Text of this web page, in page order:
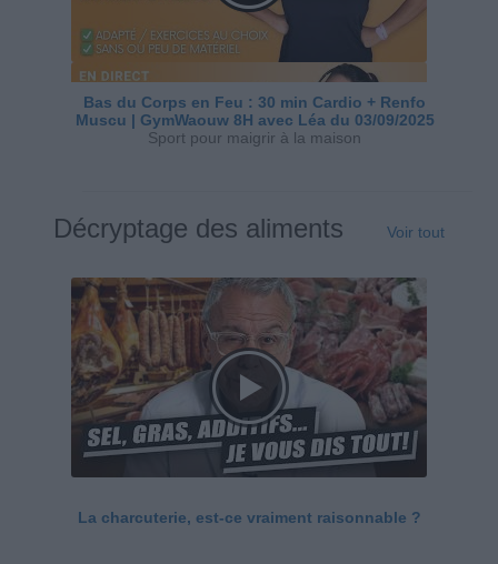
Bas du Corps en Feu : 30 min Cardio + Renfo
Muscu | GymWaouw 8H avec Léa du 03/09/2025
Sport pour maigrir à la maison
Décryptage des aliments Voir tout
La charcuterie, est-ce vraiment raisonnable ?